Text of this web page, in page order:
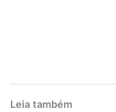
Leia também